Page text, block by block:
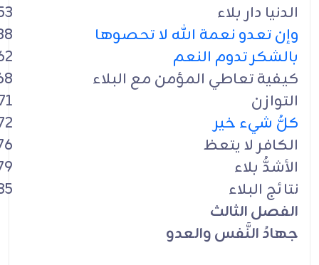
الدنيا دار بلاء
وإن تعدو نعمة الله لا تحصوها
بالشكر تدوم النعم
كيفية تعاطي المؤمن مع البلاء
التوازن
كلُّ شيء خير
الكافر لا يتعظ
الأشدُّ بلاء
نتائج البلاء
الفصل الثالث
جهادُ النَّفس والعدو